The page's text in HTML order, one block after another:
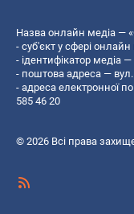
Назва онлайн медіа —
- суб'єкт у сфері онлайн
- ідентифікатор медіа —
- поштова адреса —
- адреса електронної
585 46 20
© 2026 Всі права